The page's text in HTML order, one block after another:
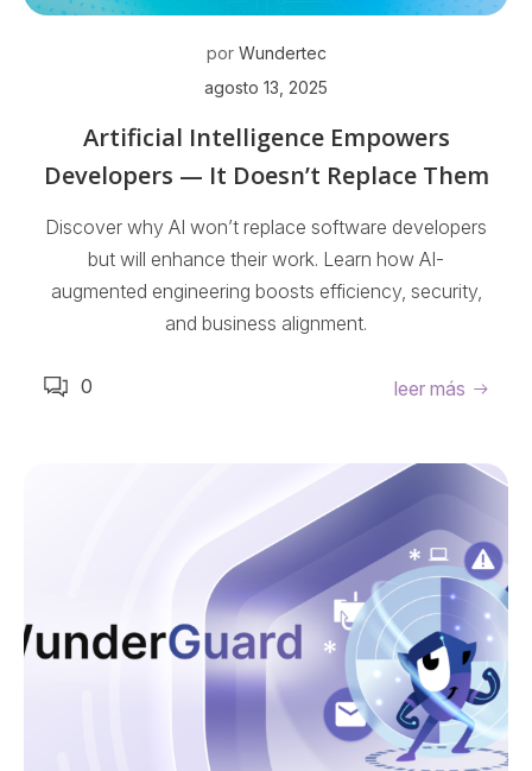
por Wundertec
agosto 13, 2025
Artificial Intelligence Empowers
Developers — It Doesn’t Replace Them
Discover why AI won’t replace software developers
but will enhance their work. Learn how AI-
augmented engineering boosts efficiency, security,
and business alignment.
0 leer más